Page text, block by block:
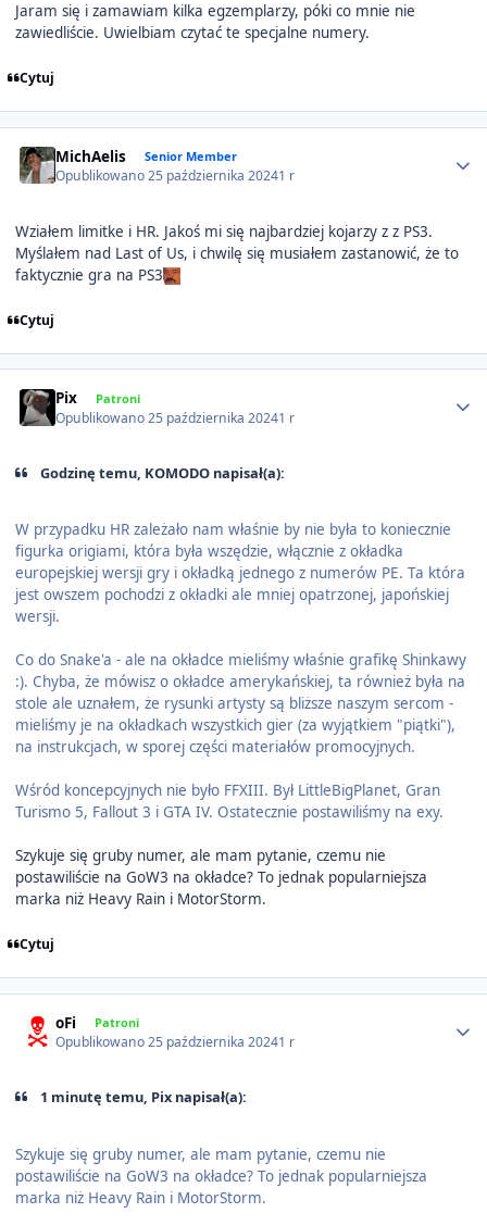
Jaram się i zamawiam kilka egzemplarzy, póki co mnie nie
zawiedliście. Uwielbiam czytać te specjalne numery.
Cytuj
MichAelis Senior Member
Opublikowano25 października 20241 r
Wziałem limitke i HR. Jakoś mi się najbardziej kojarzy z z PS3.
Myślałem nad Last of Us, i chwilę się musiałem zastanowić, że to
faktycznie gra na PS3
Cytuj
Pix Patroni
Opublikowano25 października 20241 r
Godzinę temu, KOMODO napisał(a):
W przypadku HR zależało nam właśnie by nie była to koniecznie
figurka origiami, która była wszędzie, włącznie z okładka
europejskiej wersji gry i okładką jednego z numerów PE. Ta która
jest owszem pochodzi z okładki ale mniej opatrzonej, japońskiej
wersji.
Co do Snake'a - ale na okładce mieliśmy właśnie grafikę Shinkawy
:). Chyba, że mówisz o okładce amerykańskiej, ta również była na
stole ale uznałem, że rysunki artysty są bliższe naszym sercom -
mieliśmy je na okładkach wszystkich gier (za wyjątkiem "piątki"),
na instrukcjach, w sporej części materiałów promocyjnych.
Wśród koncepcyjnych nie było FFXIII. Był LittleBigPlanet, Gran
Turismo 5, Fallout 3 i GTA IV. Ostatecznie postawiliśmy na exy.
Szykuje się gruby numer, ale mam pytanie, czemu nie
postawiliście na GoW3 na okładce? To jednak popularniejsza
marka niż Heavy Rain i MotorStorm.
Cytuj
oFi Patroni
Opublikowano25 października 20241 r
1 minutę temu, Pix napisał(a):
Szykuje się gruby numer, ale mam pytanie, czemu nie
postawiliście na GoW3 na okładce? To jednak popularniejsza
marka niż Heavy Rain i MotorStorm.